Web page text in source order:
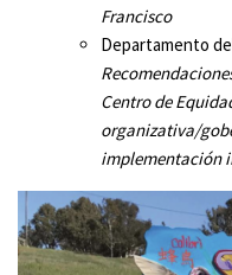
Francisco
Departamento
Centro de
organizativa/
implementación